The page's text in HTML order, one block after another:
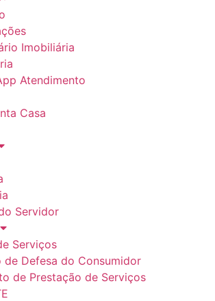
Imobiliária
Atendimento
Casa
Servidor
Serviços
de Defesa do Consumidor
de Prestação de Serviços